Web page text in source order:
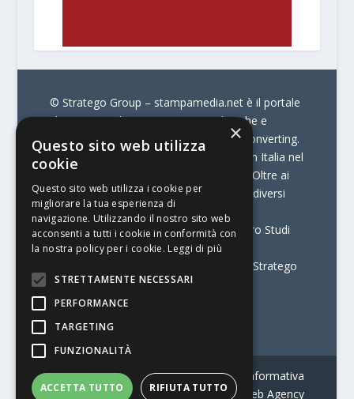
© Stratego Group – stampamedia.net è il portale
che racconta le innovazioni tecnologiche e
l’attualità delle aziende di stampa e di converting.
È il portale di riferimento per chi opera in Italia nel
settore della comunicazione stampata. Oltre ai
contenuti, offre alla propria community diversi
servizi come: la Borsa Lavoro, la Print
Connection, i Big della Stampa e il Centro Studi
Printing.
Stampamedia.net è una delle testate di Stratego
Group.
Partita IVA07921450156
Contatti– Informativa privacy–
Informativa
cookie – Web Agency
×
Questo sito web utilizza
cookie
Questo sito web utilizza i cookie per
migliorare la tua esperienza di
navigazione. Utilizzando il nostro sito web
acconsenti a tutti i cookie in conformità con
la nostra policy per i cookie. Leggi di più
STRETTAMENTE NECESSARI
PERFORMANCE
TARGETING
FUNZIONALITÀ
ACCETTA TUTTO RIFIUTA TUTTO